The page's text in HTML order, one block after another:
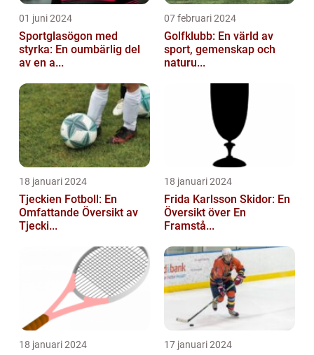
01 juni 2024
Sportglasögon med
styrka: En oumbärlig del
av en a...
07 februari 2024
Golfklubb: En värld av
sport, gemenskap och
naturu...
18 januari 2024
Tjeckien Fotboll: En
Omfattande Översikt av
Tjecki...
18 januari 2024
Frida Karlsson Skidor: En
Översikt över En
Framstå...
18 januari 2024 17 januari 2024